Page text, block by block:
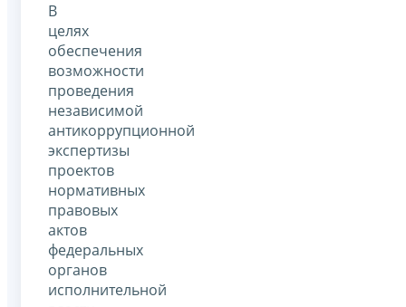
В
целях
обеспечения
возможности
проведения
независимой
антикоррупционной
экспертизы
проектов
нормативных
правовых
актов
федеральных
органов
исполнительной